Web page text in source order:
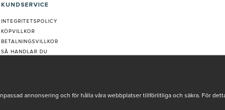
KUNDSERVICE
INTEGRITETSPOLICY
KÖPVILLKOR
BETALNINGSVILLKOR
SÅ HANDLAR DU
REKLAMATION
annonsering och för hålla våra webbplatser tillförlitliga och säkra. För